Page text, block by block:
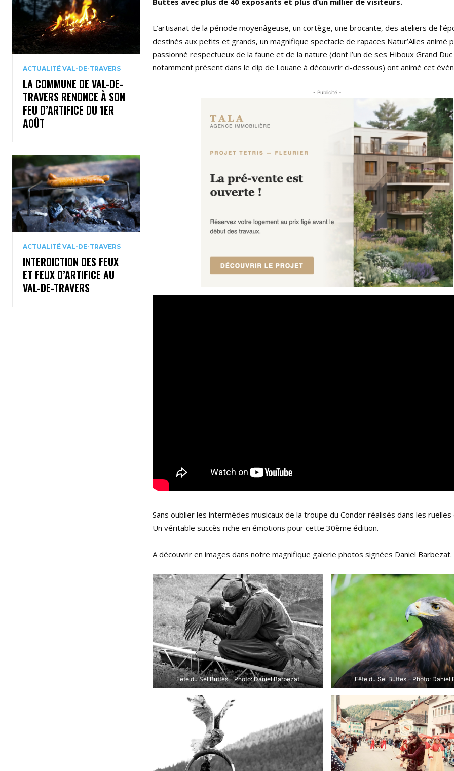
ACTUALITÉ VAL-DE-TRAVERS
LA COMMUNE DE VAL-DE-
TRAVERS RENONCE À SON
FEU D’ARTIFICE DU 1ER
AOÛT
ACTUALITÉ VAL-DE-TRAVERS
INTERDICTION DES FEUX
ET FEUX D’ARTIFICE AU
VAL-DE-TRAVERS
L’artisanat de la période moyenâgeuse, un cortège, une brocante, des ateliers de
destinés aux petits et grands, un magnifique spectacle de rapaces Natur’Ailes animé
passionné respectueux de la faune et de la nature (dont l’un de ses Hiboux Grand
notamment présent dans le clip de Louane à découvrir ci-dessous) ont animé cet
- Publicité -
Sans oublier les intermèdes musicaux de la troupe du Condor réalisés dans les
Un véritable succès riche en émotions pour cette 30ème édition.
A découvrir en images dans notre magnifique galerie photos signées Daniel Barbezat.
Fête du Sel Buttes – Photo: Daniel Barbezat Fête du Sel Buttes – Photo: Daniel